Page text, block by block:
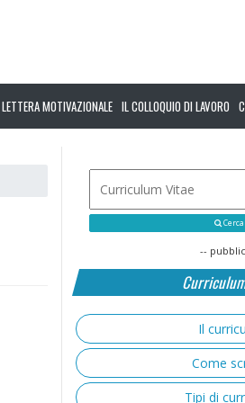
LETTERA MOTIVAZIONALE IL COLLOQUIO DI LAVORO
--
Il
Come
Tipi di